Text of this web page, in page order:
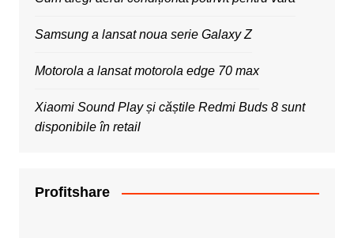
Samsung a lansat noua serie Galaxy Z
Motorola a lansat motorola edge 70 max
Xiaomi Sound Play și căștile Redmi Buds 8 sunt
disponibile în retail
Profitshare